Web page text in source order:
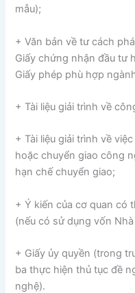
mẫu);
+ Văn bản về tư cách
Giấy chứng nhận đầu tư
Giấy phép phù hợp
+ Tài liệu giải trình về
+ Tài liệu giải trình về
hoặc chuyển giao công
hạn chế chuyển giao;
+ Ý kiến của cơ quan có
(nếu có sử dụng vốn
+ Giấy ủy quyền (trong
ba thực hiện thủ tục đề
nghệ).